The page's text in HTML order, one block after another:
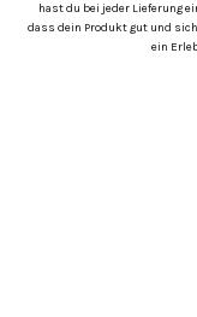
hast du bei jeder Lieferung
dass dein Produkt gut und
ein